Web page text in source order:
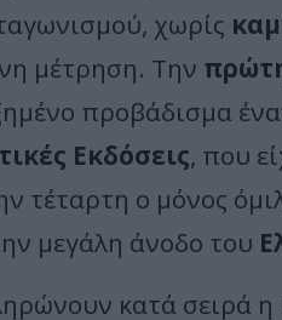
χωρίς
μέτρηση. Την
προβάδισμα
Εκδόσεις, που
τέταρτη ο μόνος
μεγάλη άνοδο του
κατά σειρά η